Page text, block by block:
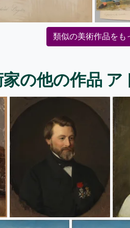
類似の美術作品をも
の他の作品